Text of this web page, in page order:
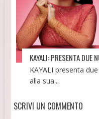
KAYALI: PRESENTA DUE
KAYALI presenta
alla sua...
SCRIVI UN COMMENTO